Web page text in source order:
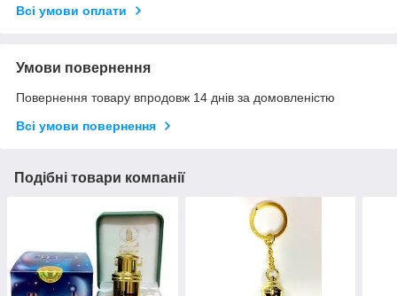
Всі умови оплати
Умови повернення
Повернення товару впродовж 14 днів за домовленістю
Всі умови повернення
Подібні товари компанії